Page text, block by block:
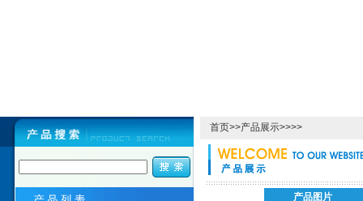
首页>>产品展示>>>>
产品图片